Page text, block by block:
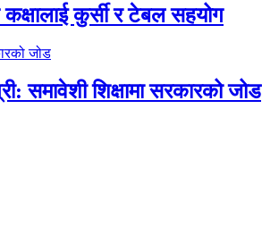
कुर्सी र टेबल सहयोग
समावेशी शिक्षामा सरकारको जोड